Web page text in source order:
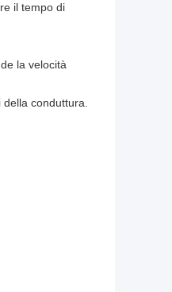
il tempo di
la velocità
conduttura.